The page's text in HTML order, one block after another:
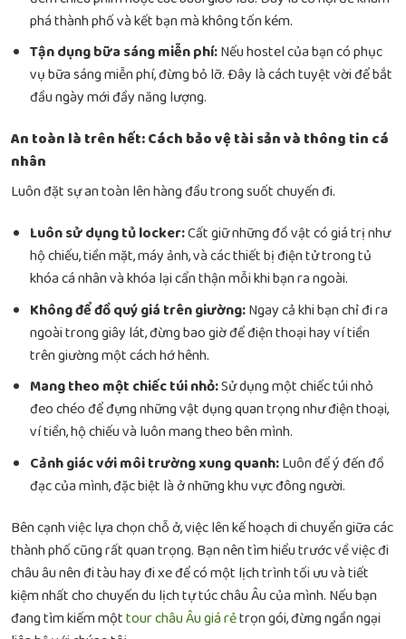
phá thành phố và kết bạn mà không tốn kém.
Tận dụng bữa sáng miễn phí:Nếu hostel của bạn có phục
vụ bữa sáng miễn phí, đừng bỏ lỡ. Đây là cách tuyệt vời để bắt
đầu ngày mới đầy năng lượng.
An toàn là trên hết: Cách bảo vệ tài sản và thông tin cá
nhân
Luôn đặt sự an toàn lên hàng đầu trong suốt chuyến đi.
Luôn sử dụng tủ locker:Cất giữ những đồ vật có giá trị như
hộ chiếu, tiền mặt, máy ảnh, và các thiết bị điện tử trong tủ
khóa cá nhân và khóa lại cẩn thận mỗi khi bạn ra ngoài.
Không để đồ quý giá trên giường:Ngay cả khi bạn chỉ đi ra
ngoài trong giây lát, đừng bao giờ để điện thoại hay ví tiền
trên giường một cách hớ hênh.
Mang theo một chiếc túi nhỏ:Sử dụng một chiếc túi nhỏ
đeo chéo để đựng những vật dụng quan trọng như điện thoại,
ví tiền, hộ chiếu và luôn mang theo bên mình.
Cảnh giác với môi trường xung quanh:Luôn để ý đến đồ
đạc của mình, đặc biệt là ở những khu vực đông người.
Bên cạnh việc lựa chọn chỗ ở, việc lên kế hoạch di chuyển giữa các
thành phố cũng rất quan trọng. Bạn nên tìm hiểu trước về việcđi
châu âu nên đi tàu hay đi xeđể có một lịch trình tối ưu và tiết
kiệm nhất cho chuyến du lịch tự túc châu Âu của mình. Nếu bạn
đang tìm kiếm mộttour châu Âu giá rẻtrọn gói, đừng ngần ngại